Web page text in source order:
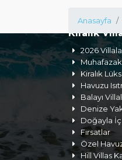
Anasayfa
Kiralık
2026
Kiralık
Havuzu
Balayı
Denize
Doğayla İç
Fırsatlar
Özel
Hill Villas